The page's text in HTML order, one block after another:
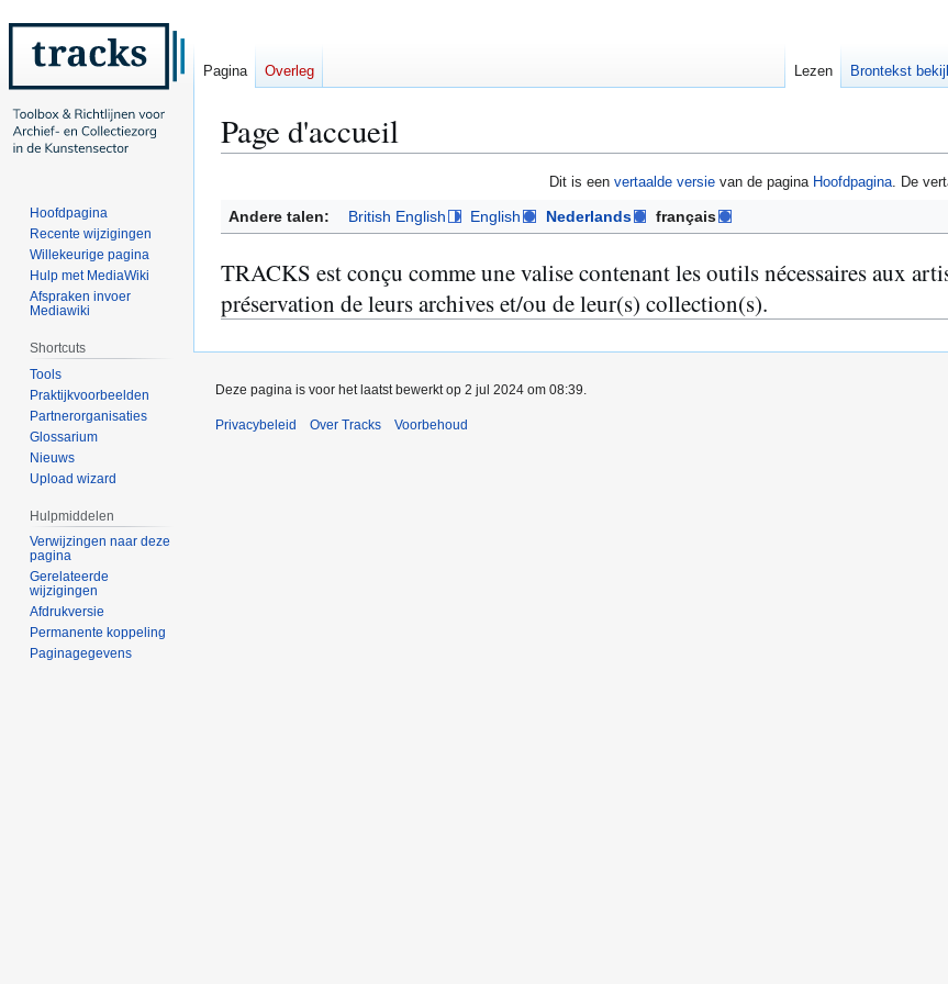
Page d'accueil
navigatie
springen
zoeken
springen
Dit is een vertaalde versievan de pagina Hoofdpagina. De
Andere talen: British English English Nederlands français
TRACKS est conçu comme une valise contenant les outils nécessaires aux
préservation de leurs archives et/ou de leur(s) collection(s).
Pagina Overleg Lezen Brontekst
Hoofdpagina
Recente wijzigingen
Willekeurige pagina
Hulp met MediaWiki
Afspraken invoer
Mediawiki
Shortcuts
Tools
Praktijkvoorbeelden
Partnerorganisaties
Glossarium
Nieuws
Upload wizard
Hulpmiddelen
Verwijzingen naar deze
pagina
Gerelateerde
wijzigingen
Afdrukversie
Permanente koppeling
Paginagegevens
Deze pagina is voor het laatst bewerkt op 2 jul 2024 om 08:39.
Privacybeleid Over Tracks Voorbehoud